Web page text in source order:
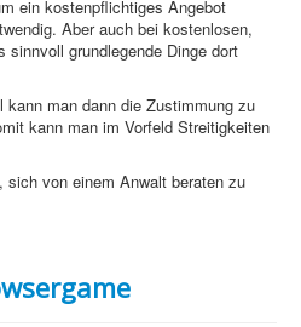
ein kostenpflichtiges Angebot
Aber auch bei kostenlosen,
sinnvoll grundlegende Dinge dort
man dann die Zustimmung zu
kann man im Vorfeld Streitigkeiten
sich von einem Anwalt beraten zu